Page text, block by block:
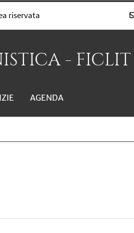
riservata
- FICLIT
AGENDA